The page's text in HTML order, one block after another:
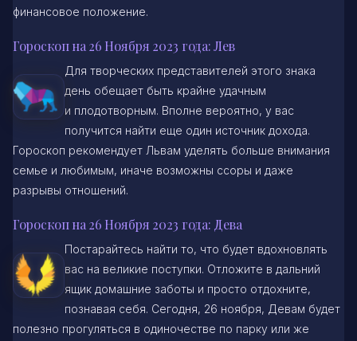
финансовое положение.
Гороскоп на 26 Ноября 2023 года: Лев
Для творческих представителей этого знака
день обещает быть крайне удачным
и плодотворным. Вполне вероятно, у вас
получится найти еще один источник дохода.
Гороскоп рекомендует Львам уделять больше внимания
семье и любимым, иначе возможны ссоры и даже
разрывы отношений.
Гороскоп на 26 Ноября 2023 года: Дева
Постарайтесь найти то, что будет вдохновлять
вас на великие поступки. Отложите в дальний
ящик домашние заботы и просто отдохните,
познавая себя. Сегодня, 26 ноября, Девам будет
полезно прогуляться в одиночестве по парку или же